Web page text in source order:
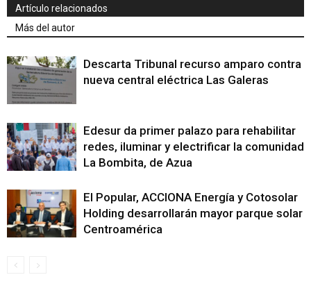
Artículo relacionados
Más del autor
Descarta Tribunal recurso amparo contra
nueva central eléctrica Las Galeras
Edesur da primer palazo para rehabilitar
redes, iluminar y electrificar la comunidad
La Bombita, de Azua
El Popular, ACCIONA Energía y Cotosolar
Holding desarrollarán mayor parque solar
Centroamérica